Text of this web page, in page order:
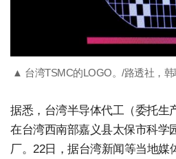
▲ 台湾TSMC的LOGO。/路透社，韩
据悉，台湾半导体代工（委托生
在台湾西南部嘉义县太保市科学
厂。22日，据台湾新闻等当地媒